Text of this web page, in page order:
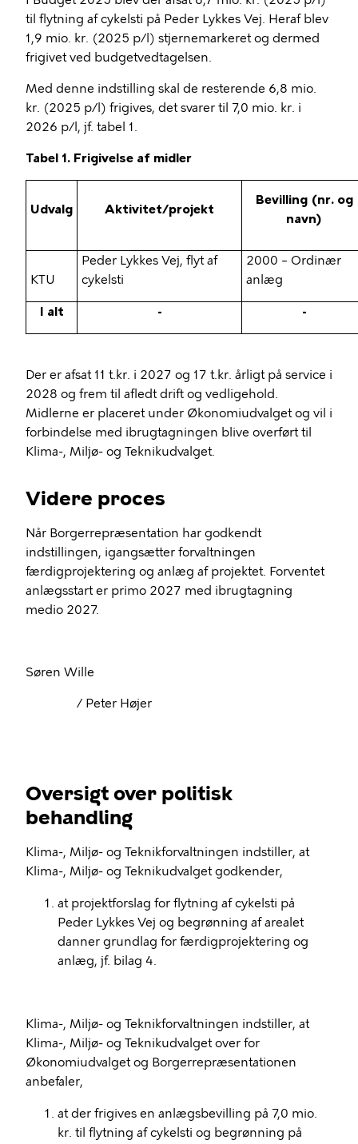
til flytning af cykelsti på Peder Lykkes Vej. Heraf blev
1,9 mio. kr. (2025 p/l) stjernemarkeret og dermed
frigivet ved budgetvedtagelsen.
Med denne indstilling skal de resterende 6,8 mio.
kr. (2025 p/l) frigives, det svarer til 7,0 mio. kr. i
2026 p/l, jf. tabel 1.
Tabel 1. Frigivelse af midler
Udvalg Aktivitet/projekt
Bevilling (nr. og
navn)
KTU
Peder Lykkes Vej, flyt af
cykelsti
2000 – Ordinær
anlæg
I alt - -
Der er afsat 11 t.kr. i 2027 og 17 t.kr. årligt på service i
2028 og frem til afledt drift og vedligehold.
Midlerne er placeret under Økonomiudvalget og vil i
forbindelse med ibrugtagningen blive overført til
Klima-, Miljø- og Teknikudvalget.
Videre proces
Når Borgerrepræsentation har godkendt
indstillingen, igangsætter forvaltningen
færdigprojektering og anlæg af projektet. Forventet
anlægsstart er primo 2027 med ibrugtagning
medio 2027.
Søren Wille
/ Peter Højer
Oversigt over politisk
behandling
Klima-, Miljø- og Teknikforvaltningen indstiller, at
Klima-, Miljø- og Teknikudvalget godkender,
at projektforslag for flytning af cykelsti på
Peder Lykkes Vej og begrønning af arealet
danner grundlag for færdigprojektering og
anlæg, jf. bilag 4.
Klima-, Miljø- og Teknikforvaltningen indstiller, at
Klima-, Miljø- og Teknikudvalget over for
Økonomiudvalget og Borgerrepræsentationen
anbefaler,
at der frigives en anlægsbevilling på 7,0 mio.
kr. til flytning af cykelsti og begrønning på